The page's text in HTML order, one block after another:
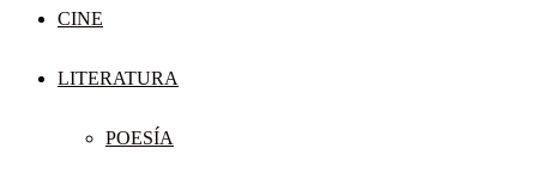
CINE
LITERATURA
POESÍA